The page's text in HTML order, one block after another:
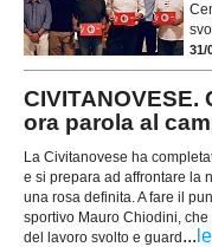
31/
ora parola al
La Civitanovese ha
e si prepara ad affrontare la
una rosa definita. A fare il
sportivo Mauro Chiodini,
del lavoro svolto e guard...